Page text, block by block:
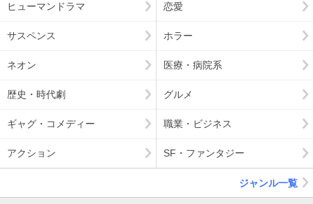
ヒューマンドラマ 恋愛
サスペンス ホラー
ネオン 医療・病院系
歴史・時代劇 グルメ
ギャグ・コメディー 職業・ビジネス
アクション SF・ファンタジー
ジャンル一覧